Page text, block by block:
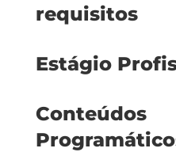
requisitos
Estágio
Conteúdos